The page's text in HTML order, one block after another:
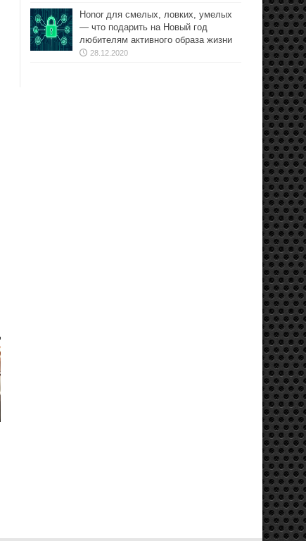
Honor для смелых, ловких, умелых
— что подарить на Новый год
любителям активного образа жизни
28.12.2020